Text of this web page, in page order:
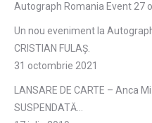
Autograph Romania Event27
Un nou eveniment la
CRISTIAN FULAŞ.
31 octombrie 2021
LANSARE DE CARTE – Anca
SUSPENDATĂ…